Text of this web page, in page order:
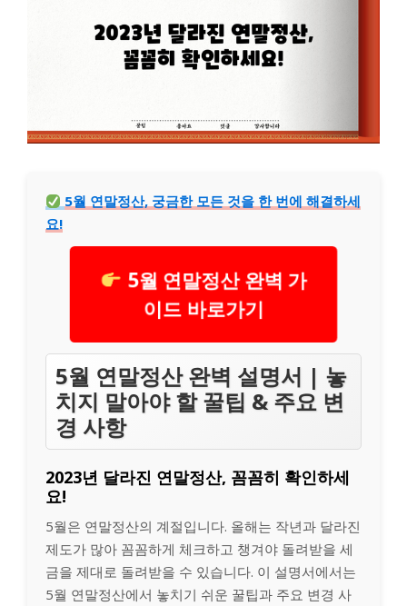
5월 연말정산, 궁금한 모든 것을 한 번에 해결하세
요!
5월 연말정산 완벽 가
이드 바로가기
5월 연말정산 완벽 설명서 | 놓
치지 말아야 할 꿀팁 & 주요 변
경 사항
2023년 달라진 연말정산, 꼼꼼히 확인하세
요!
5월은 연말정산의 계절입니다. 올해는 작년과 달라진
제도가 많아 꼼꼼하게 체크하고 챙겨야 돌려받을 세
금을 제대로 돌려받을 수 있습니다. 이 설명서에서는
5월 연말정산에서 놓치기 쉬운 꿀팁과 주요 변경 사